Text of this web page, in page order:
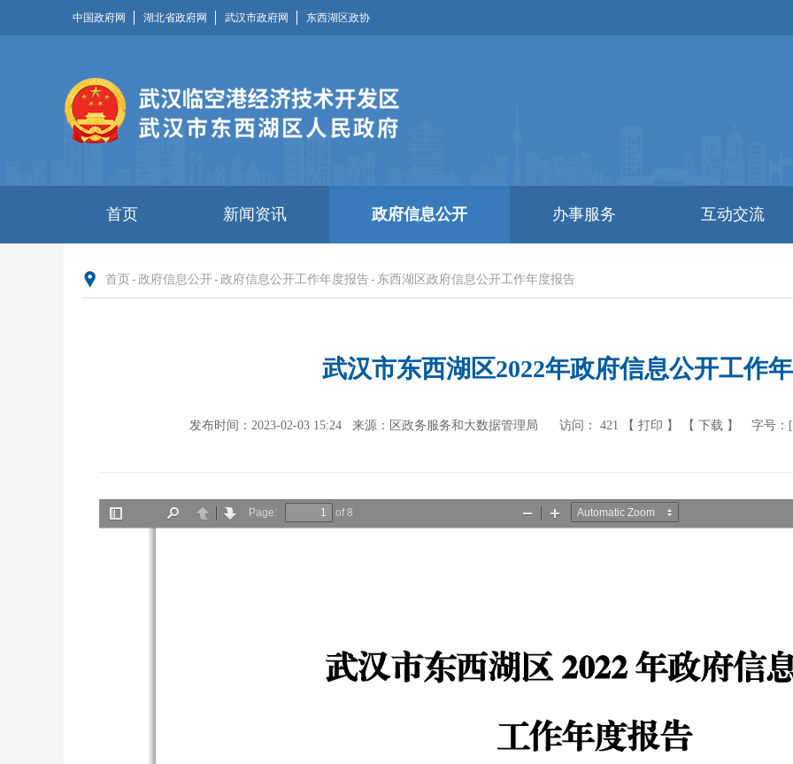
中国政府网 湖北省政府网 武汉市政府网 东西湖区政协
首页 新闻资讯 政府信息公开 办事服务 互动交流
首页 - 政府信息公开- 政府信息公开工作年度报告- 东西湖区政府信息公开工作年度报告
武汉市东西湖区2022年政府信息公开工作
发布时间：2023-02-03 15:24 来源：区政务服务和大数据管理局 访问： 421 【 打印 】 【 下载 】 字号